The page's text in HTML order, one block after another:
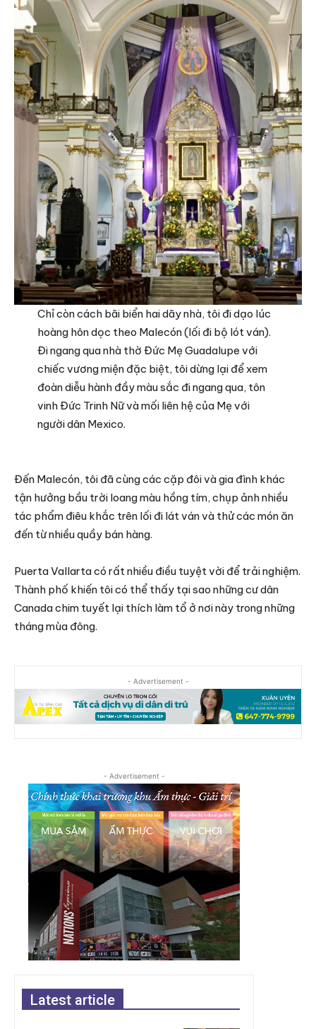
Chỉ còn cách bãi biển hai dãy nhà, tôi đi dạo lúc
hoàng hôn dọc theo Malecón (lối đi bộ lót ván).
Đi ngang qua nhà thờ Đức Mẹ Guadalupe với
chiếc vương miện đặc biệt, tôi dừng lại để xem
đoàn diễu hành đầy màu sắc đi ngang qua, tôn
vinh Đức Trinh Nữ và mối liên hệ của Mẹ với
người dân Mexico.
Đến Malecón, tôi đã cùng các cặp đôi và gia đình khác
tận hưởng bầu trời loang màu hồng tím, chụp ảnh nhiều
tác phẩm điêu khắc trên lối đi lát ván và thử các món ăn
đến từ nhiều quầy bán hàng.
Puerta Vallarta có rất nhiều điều tuyệt vời để trải nghiệm.
Thành phố khiến tôi có thể thấy tại sao những cư dân
Canada chim tuyết lại thích làm tổ ở nơi này trong những
tháng mùa đông.
- Advertisement -
- Advertisement -
Latest article